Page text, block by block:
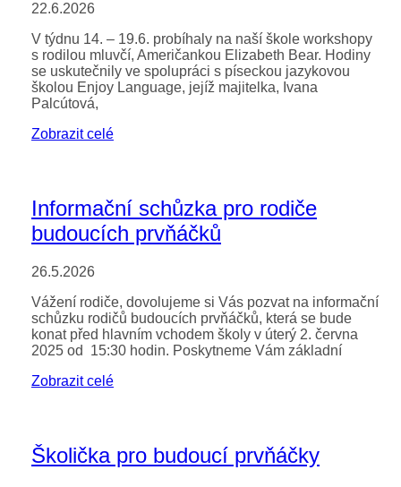
22.6.2026
V týdnu 14. – 19.6. probíhaly na naší škole workshopy
s rodilou mluvčí, Američankou Elizabeth Bear. Hodiny
se uskutečnily ve spolupráci s píseckou jazykovou
školou Enjoy Language, jejíž majitelka, Ivana
Palcútová,
Zobrazit celé
Informační schůzka pro rodiče
budoucích prvňáčků
26.5.2026
Vážení rodiče, dovolujeme si Vás pozvat na informační
schůzku rodičů budoucích prvňáčků, která se bude
konat před hlavním vchodem školy v úterý 2. června
2025 od 15:30 hodin. Poskytneme Vám základní
Zobrazit celé
Školička pro budoucí prvňáčky